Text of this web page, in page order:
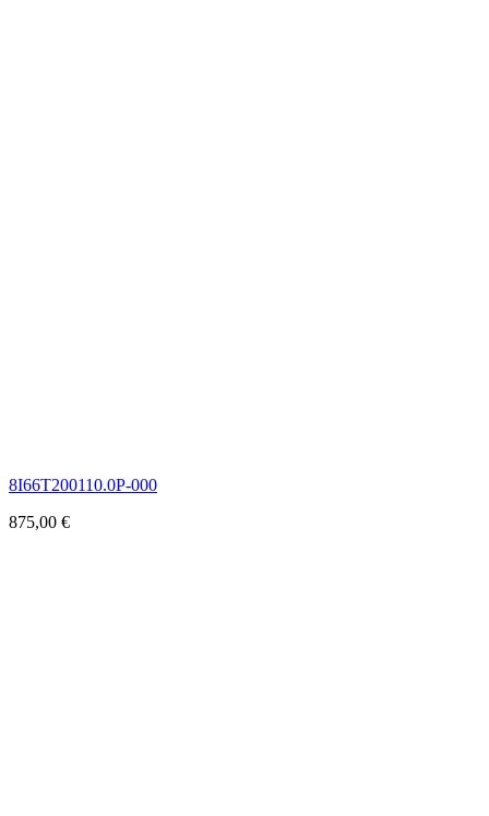
8I66T200110.0P-000
875,00 €